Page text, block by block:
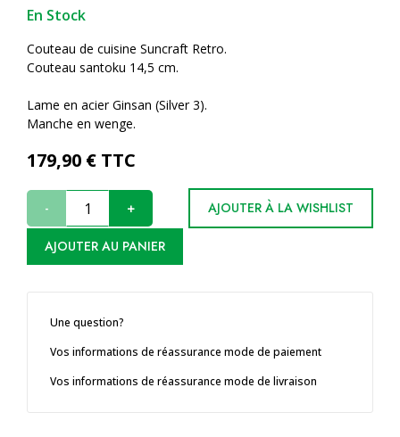
En Stock
Couteau de cuisine Suncraft Retro.
Couteau santoku 14,5 cm.
Lame en acier Ginsan (Silver 3).
Manche en wenge.
179,90 € TTC
- +
AJOUTER AU PANIER
AJOUTER À LA WISHLIST
Une question?
Vos informations de réassurance mode de paiement
Vos informations de réassurance mode de livraison